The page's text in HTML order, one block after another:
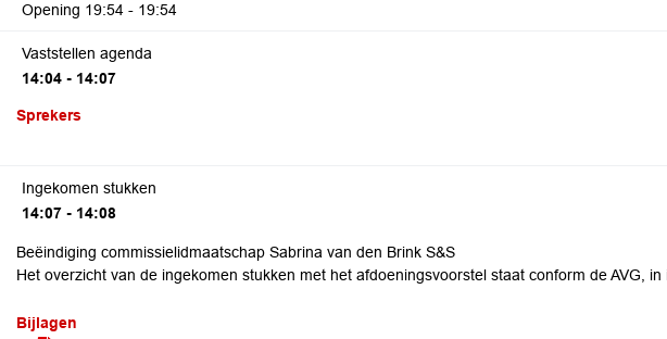
Opening 19:54 - 19:54
Vaststellen agenda
14:04 - 14:07
Sprekers
Ingekomen stukken
14:07 - 14:08
Beëindiging commissielidmaatschap Sabrina van den Brink S&S
Het overzicht van de ingekomen stukken met het afdoeningsvoorstel staat conform de AVG,
Bijlagen